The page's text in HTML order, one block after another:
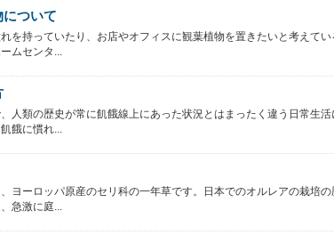
ついて
を持っていたり、お店やオフィスに観葉植物を置きたいと考えてい
ムセンタ...
人類の歴史が常に飢餓線上にあった状況とはまったく違う日常生活
餓に慣れ...
ヨーロッパ原産のセリ科の一年草です。日本でのオルレアの栽培の
急激に庭...